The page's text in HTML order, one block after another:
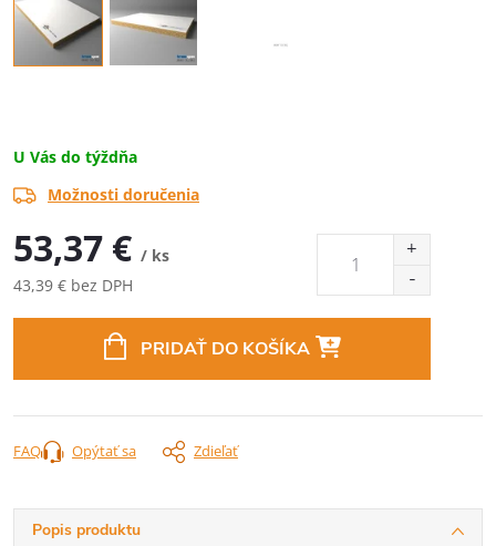
U Vás do týždňa
Možnosti doručenia
53,37 € / ks
43,39 € bez DPH
PRIDAŤ DO KOŠÍKA
Opýtať sa Zdieľať
FAQ
Popis produktu